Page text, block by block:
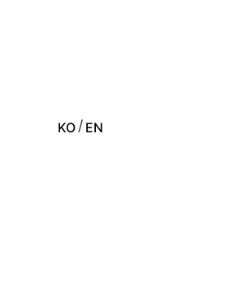
KO EN